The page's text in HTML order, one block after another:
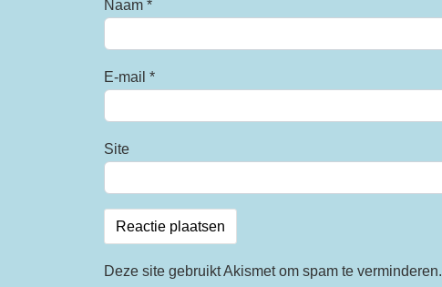
Naam *
E-mail *
Site
Deze site gebruikt Akismet om spam te verminderen.